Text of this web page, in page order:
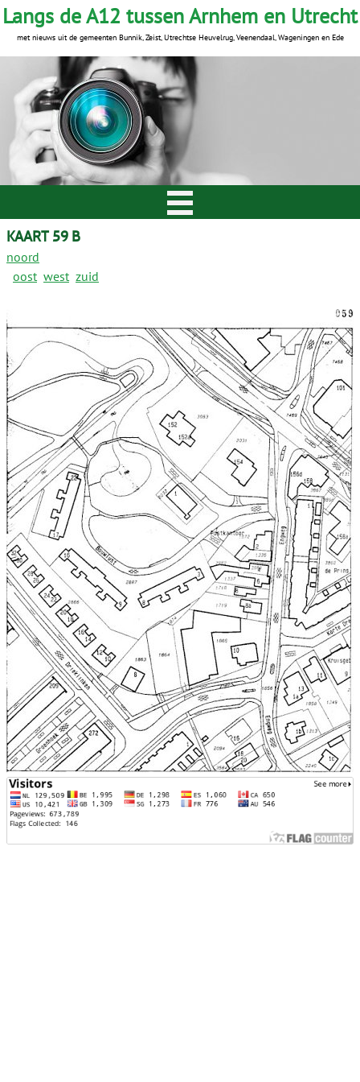
KAART 59 B
noord
oost west zuid
Langs de A12 tussen Arnhem en Utrecht
met nieuws uit de gemeenten Bunnik, Zeist, Utrechtse Heuvelrug, Veenendaal, Wageningen en Ede